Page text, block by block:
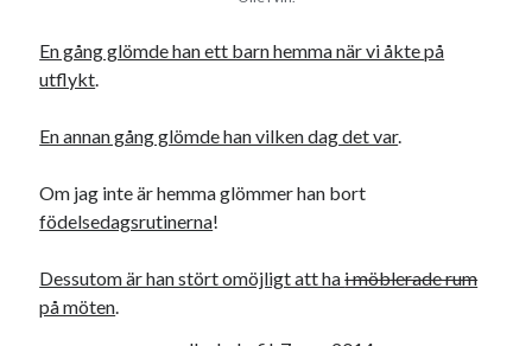
En gång glömde han ett barn hemma när vi åkte på
utflykt.
En annan gång glömde han vilken dag det var.
Om jag inte är hemma glömmer han bort
födelsedagsrutinerna!
Dessutom är han stört omöjligt att hai möblerade rum
på möten.